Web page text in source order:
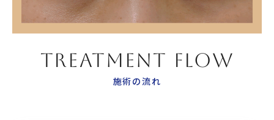
TREATMENT FLOW
施術の流れ